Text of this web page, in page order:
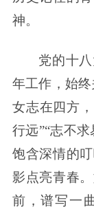
神。
党的十
年工作，始
女志在四方
行远”“志不
饱含深情的
影点亮青春
前，谱写一